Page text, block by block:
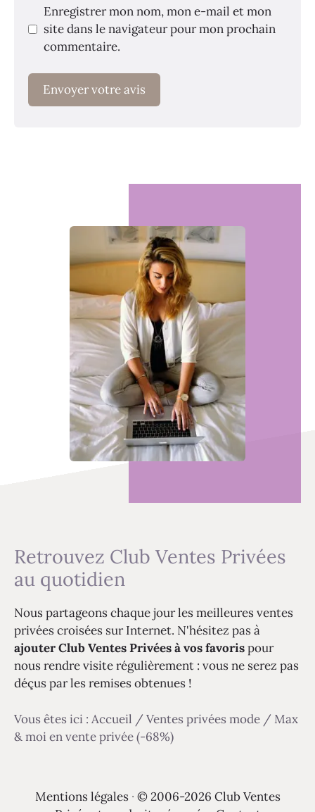
Enregistrer mon nom, mon e-mail et mon
site dans le navigateur pour mon prochain
commentaire.
Retrouvez Club Ventes Privées
au quotidien
Nous partageons chaque jour les meilleures ventes
privées croisées sur Internet. N'hésitez pas à
ajouter Club Ventes Privées à vos favorispour
nous rendre visite régulièrement : vous ne serez pas
déçus par les remises obtenues !
Vous êtes ici : Accueil / Ventes privées mode / Max
& moi en vente privée (-68%)
Mentions légales · © 2006-2026 Club Ventes